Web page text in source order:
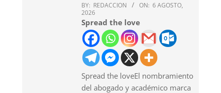
BY: REDACCION ON: 6 AGOSTO,
2026
Spread the love
Spread the loveEl nombramiento
del abogado y académico marca